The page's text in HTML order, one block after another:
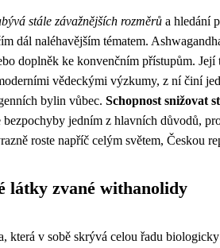
stále závažnějších rozměrů a hledání
dál naléhavějším tématem.
doplněk ke konvenčním přístupům.
vědeckými výzkumy, z ní činí
bylin vůbec. Schopnost snižovat
bezpochyby jedním z hlavních důvodů,
roste napříč celým světem, Českou
látky zvané withanolidy
která v sobě skrývá celou řadu